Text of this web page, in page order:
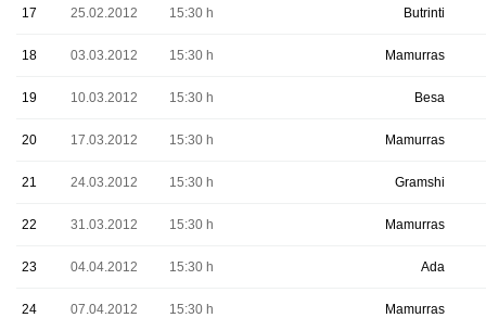
17 25.02.2012 15:30 h Butrinti
18 03.03.2012 15:30 h Mamurras
19 10.03.2012 15:30 h Besa
20 17.03.2012 15:30 h Mamurras
21 24.03.2012 15:30 h Gramshi
22 31.03.2012 15:30 h Mamurras
23 04.04.2012 15:30 h Ada
24 07.04.2012 15:30 h Mamurras